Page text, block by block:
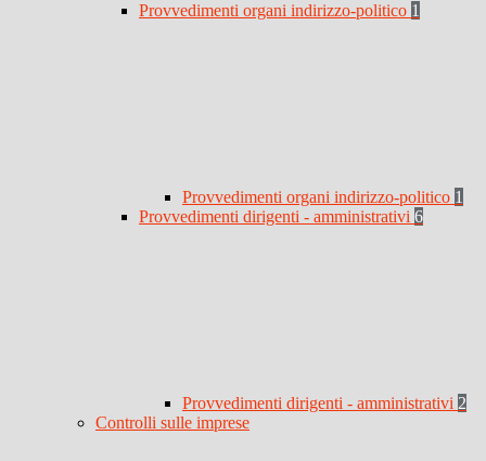
Provvedimenti organi indirizzo-politico 1
Provvedimenti organi indirizzo-politico 1
Provvedimenti dirigenti - amministrativi 6
Provvedimenti dirigenti - amministrativi 2
Controlli sulle imprese